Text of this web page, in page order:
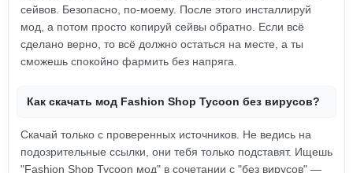
сейвов. Безопасно, по-моему. После этого инсталлируй
мод, а потом просто копируй сейвы обратно. Если всё
сделано верно, то всё должно остаться на месте, а ты
сможешь спокойно фармить без напряга.
Как скачать мод Fashion Shop Tycoon без вирусов?
Скачай только с проверенных источников. Не ведись на
подозрительные ссылки, они тебя только подставят. Ищешь
"Fashion Shop Tycoon мод" в сочетании с "без вирусов" —